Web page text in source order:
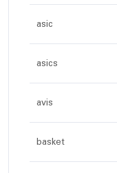
asic
asics
avis
basket